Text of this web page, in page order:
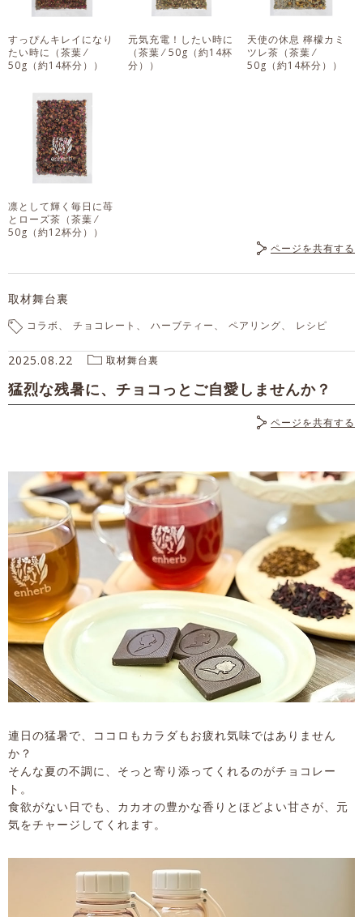
すっぴんキレイになり
たい時に （茶葉 ⁄
50g（約14杯分））
元気充電！したい時に
（茶葉 ⁄ 50g（約14杯
分））
天使の休息 檸檬カミ
ツレ茶 （茶葉 ⁄
50g（約14杯分））
凛として輝く毎日に苺
とローズ茶 （茶葉 ⁄
50g（約12杯分））
ページを共有する
取材舞台裏
コラボ チョコレート ハーブティー ペアリング レシピ
2025.08.22 取材舞台裏
猛烈な残暑に、チョコっとご自愛しませんか？
ページを共有する
連日の猛暑で、ココロもカラダもお疲れ気味ではありません
か？
そんな夏の不調に、そっと寄り添ってくれるのがチョコレー
ト。
食欲がない日でも、カカオの豊かな香りとほどよい甘さが、元
気をチャージしてくれます。